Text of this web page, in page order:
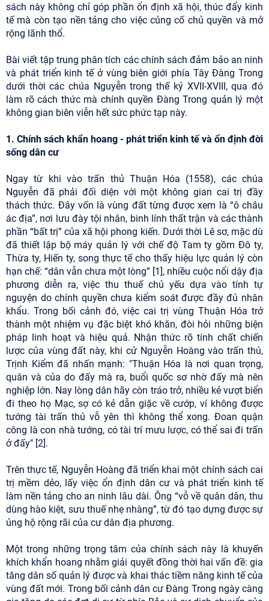
sách này không chỉ góp phần ổn định xã hội, thúc đẩy kinh
tế mà còn tạo nền tảng cho việc củng cố chủ quyền và mở
rộng lãnh thổ.
Bài viết tập trung phân tích các chính sách đảm bảo an ninh
và phát triển kinh tế ở vùng biên giới phía Tây Đàng Trong
dưới thời các chúa Nguyễn trong thế kỷ XVII-XVIII, qua đó
làm rõ cách thức mà chính quyền Đàng Trong quản lý một
không gian biên viễn hết sức phức tạp này.
1. Chính sách khẩn hoang - phát triển kinh tế và ổn định đời
sống dân cư
Ngay từ khi vào trấn thủ Thuận Hóa (1558), các chúa
Nguyễn đã phải đối diện với một không gian cai trị đầy
thách thức. Đây vốn là vùng đất từng được xem là “ô châu
ác địa”, nơi lưu đày tội nhân, binh lính thất trận và các thành
phần “bất trị” của xã hội phong kiến. Dưới thời Lê sơ, mặc dù
đã thiết lập bộ máy quản lý với chế độ Tam ty gồm Đô ty,
Thừa ty, Hiến ty, song thực tế cho thấy hiệu lực quản lý còn
hạn chế: “dân vẫn chưa một lòng” [1], nhiều cuộc nổi dậy địa
phương diễn ra, việc thu thuế chủ yếu dựa vào tính tự
nguyện do chính quyền chưa kiểm soát được đầy đủ nhân
khẩu. Trong bối cảnh đó, việc cai trị vùng Thuận Hóa trở
thành một nhiệm vụ đặc biệt khó khăn, đòi hỏi những biện
pháp linh hoạt và hiệu quả. Nhận thức rõ tính chất chiến
lược của vùng đất này, khi cử Nguyễn Hoàng vào trấn thủ,
Trịnh Kiểm đã nhấn mạnh: "Thuận Hóa là nơi quan trọng,
quân và của do đấy mà ra, buổi quốc sơ nhờ đấy mà nên
nghiệp lớn. Nay lòng dân hãy còn tráo trở, nhiều kẻ vượt biển
đi theo họ Mạc, sợ có kẻ dẫn giặc về cướp, ví không được
tướng tài trấn thủ vỗ yên thì không thể xong. Đoan quận
công là con nhà tướng, có tài trí mưu lược, có thể sai đi trấn
ở đấy" [2].
Trên thực tế, Nguyễn Hoàng đã triển khai một chính sách cai
trị mềm dẻo, lấy việc ổn định dân cư và phát triển kinh tế
làm nền tảng cho an ninh lâu dài. Ông “vỗ về quân dân, thu
dùng hào kiệt, sưu thuế nhẹ nhàng”, từ đó tạo dựng được sự
ủng hộ rộng rãi của cư dân địa phương.
Một trong những trọng tâm của chính sách này là khuyến
khích khẩn hoang nhằm giải quyết đồng thời hai vấn đề: gia
tăng dân số quản lý được và khai thác tiềm năng kinh tế của
vùng đất mới. Trong bối cảnh dân cư Đàng Trong ngày càng